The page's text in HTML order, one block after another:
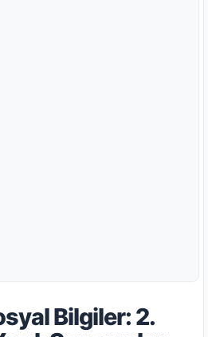
Bilgiler: 2.